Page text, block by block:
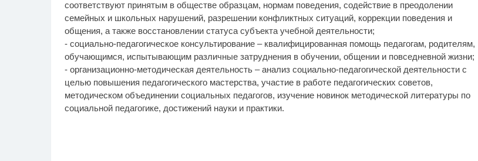
соответствуют принятым в обществе образцам, нормам поведения, содействие в преодолении
семейных и школьных нарушений, разрешении конфликтных ситуаций, коррекции поведения и
общения, а также восстановлении статуса субъекта учебной деятельности;
- социально-педагогическое консультирование – квалифицированная помощь педагогам, родителям,
обучающимся, испытывающим различные затруднения в обучении, общении и повседневной жизни;
- организационно-методическая деятельность – анализ социально-педагогической деятельности с
целью повышения педагогического мастерства, участие в работе педагогических советов,
методическом объединении социальных педагогов, изучение новинок методической литературы по
социальной педагогике, достижений науки и практики.